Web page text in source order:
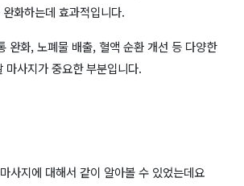
화하는데 효과적입니다.
완화, 노폐물 배출, 혈액 순환 개선 등 다양한
마사지가 중요한 부분입니다.
사지에 대해서 같이 알아볼 수 있었는데요